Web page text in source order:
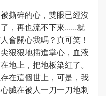
撕碎的心，雙眼已經沒
，再也流不下來......就
會關心我嗎？真可笑！
狠狠地插進掌心，血液
地上，把地板染紅了。
在這個世上，可是，我
臟在被人一刀一刀地刺